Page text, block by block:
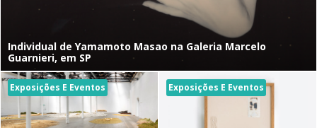
Individual de Yamamoto Masao na Galeria Marcelo
Guarnieri, em SP
Exposições E Eventos Exposições E Eventos